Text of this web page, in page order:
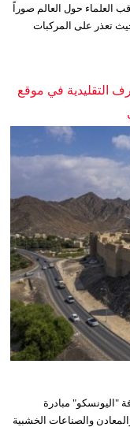
العلماء حول العالم صوراً
تعذر على المركبات
التقليدية في موقع
"اليونسكو" مبادرة
والصناعات الخشبية